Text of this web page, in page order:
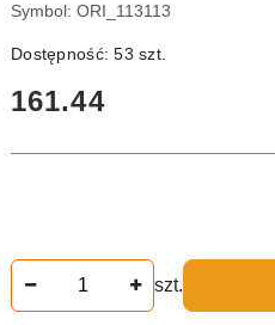
Symbol: ORI_113113
Dostępność:53szt.
cena:
161.44
szt.